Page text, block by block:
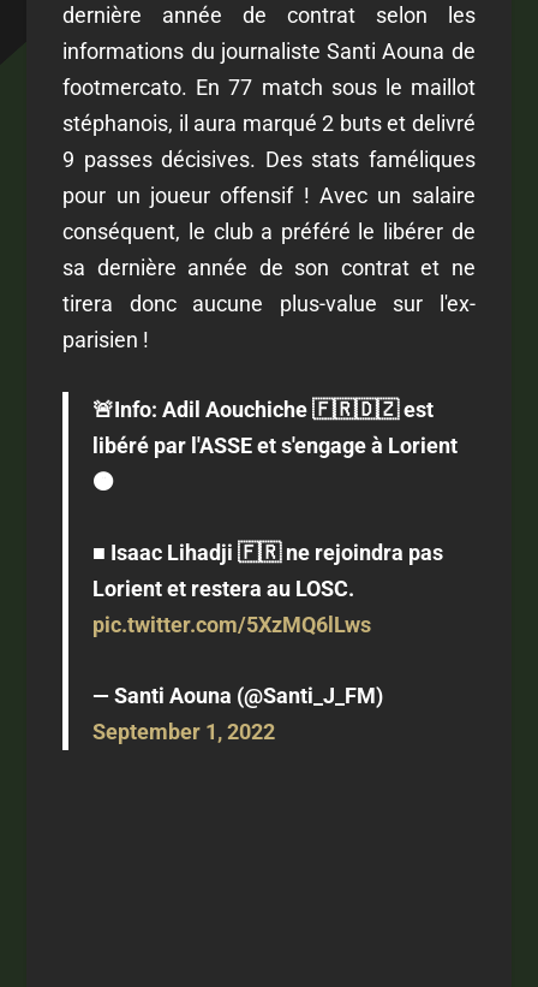
dernière année de contrat selon les
informations du journaliste Santi Aouna de
footmercato. En 77 match sous le maillot
stéphanois, il aura marqué 2 buts et delivré
9 passes décisives. Des stats faméliques
pour un joueur offensif ! Avec un salaire
conséquent, le club a préféré le libérer de
sa dernière année de son contrat et ne
tirera donc aucune plus-value sur l'ex-
parisien !
🚨Info: Adil Aouchiche 🇫🇷🇩🇿 est
libéré par l'ASSE et s'engage à Lorient
🟠
■ Isaac Lihadji 🇫🇷 ne rejoindra pas
Lorient et restera au LOSC.
pic.twitter.com/5XzMQ6lLws
— Santi Aouna (@Santi_J_FM)
September 1, 2022